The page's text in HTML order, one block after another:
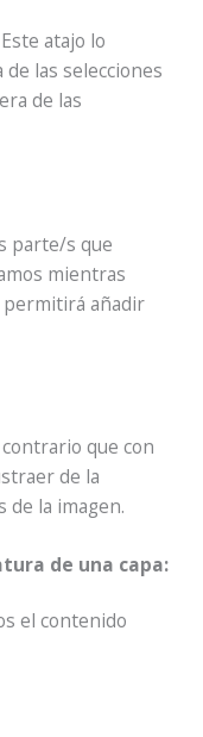
atajo lo
las selecciones
de las
parte/s que
mientras
permitirá añadir
contrario que con
de la
de la imagen.
de una capa:
el contenido